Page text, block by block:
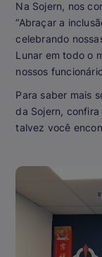
Na Sojern, nos
“Abraçar a
celebrando
Lunar em todo o
nossos
Para saber mais
da Sojern, confira
talvez você